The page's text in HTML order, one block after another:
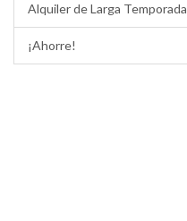
Alquiler de Larga Temporada
¡Ahorre!